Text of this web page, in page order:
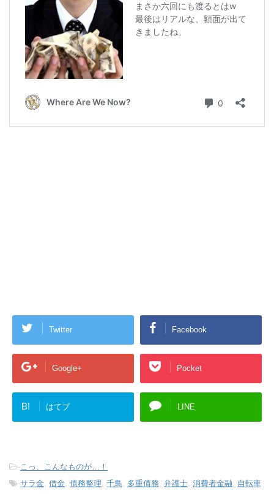
Twitter Facebook
Google+ Pocket
B! はてブ LINE
- こっ、こんなものが…！
-サラ金 借金 債務整理 千鳥 多重債務 弁護士 消費者金融
自転車